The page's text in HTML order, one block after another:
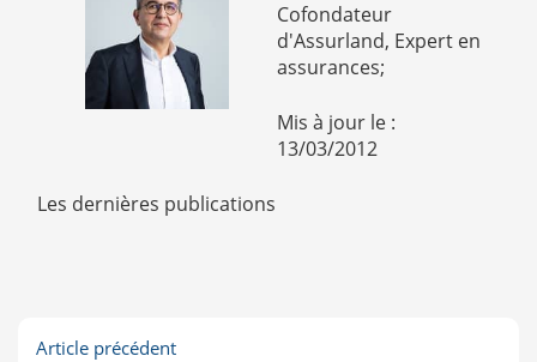
Cofondateur
d'Assurland, Expert en
assurances;
Mis à jour le :
13/03/2012
Les dernières publications
Article précédent